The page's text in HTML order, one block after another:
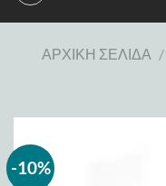
ΑΡΧΙΚΉ ΣΕΛΊΔΑ /
-10%